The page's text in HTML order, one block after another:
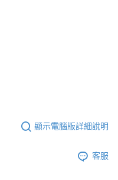
顯示電腦版詳細說明
客服